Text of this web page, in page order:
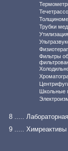
Трубки
Фильтры
Школьные
8 .....
9 ..... Химреактивы